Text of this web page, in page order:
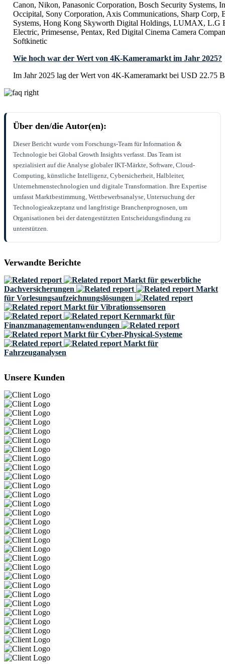
Canon, Nikon, Panasonic Corporation, Bosch Security Systems,
Occipital, Sony Corporation, Axis Communications, Sharp Corp,
Systems, Hong Kong Skyworth Digital Holdings, LUMAX, L.G
Electric, Primesense, Pentax, Red Digital Cinema Camera
Softkinetic
Wie hoch war der Wert von 4K-Kameramarkt im Jahr 2025?
Im Jahr 2025 lag der Wert von 4K-Kameramarkt bei USD 22.75
Über den/die Autor(en):
Dieser Bericht wurde vom Forschungs-Team für Information &
Technologie bei Global Growth Insights verfasst. Das Team ist
spezialisiert auf die Analyse globaler IKT-Märkte, Software, Cloud-
Computing, künstliche Intelligenz, Cybersicherheit, Halbleiter,
Unternehmenstechnologien und digitale Transformation. Ihre Expertise
umfasst Marktbestimmung, Wettbewerbsanalyse, Untersuchung der
Technologieakzeptanz und langfristige Branchenprognosen, um
Organisationen bei der datengestützten Entscheidungsfindung zu
unterstützen.
Verwandte Berichte
Markt für gewerbliche
Dachversicherungen
Markt
für Vorlesungsaufzeichnungslösungen
Markt für Vibrationssensoren
Kernmarkt für
Finanzmanagementanwendungen
Markt für Cyber-Physical-Systeme
Markt für
Fahrzeuganalysen
Unsere Kunden